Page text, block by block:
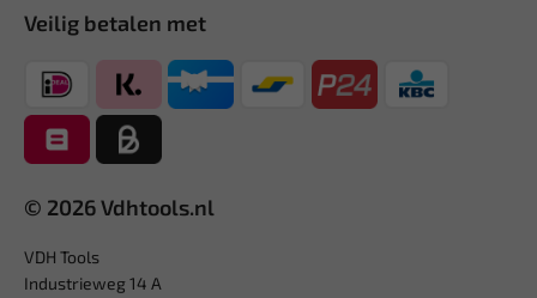
Veilig betalen met
© 2026 Vdhtools.nl
VDH Tools
Industrieweg 14 A